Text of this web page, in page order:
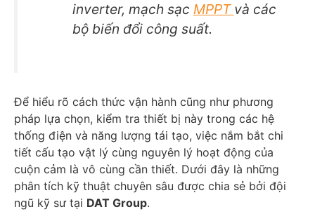
inverter, mạch sạc MPPT và các
bộ biến đổi công suất.
Để hiểu rõ cách thức vận hành cũng như phương
pháp lựa chọn, kiểm tra thiết bị này trong các hệ
thống điện và năng lượng tái tạo, việc nắm bắt chi
tiết cấu tạo vật lý cùng nguyên lý hoạt động của
cuộn cảm là vô cùng cần thiết. Dưới đây là những
phân tích kỹ thuật chuyên sâu được chia sẻ bởi đội
ngũ kỹ sư tại DAT Group.